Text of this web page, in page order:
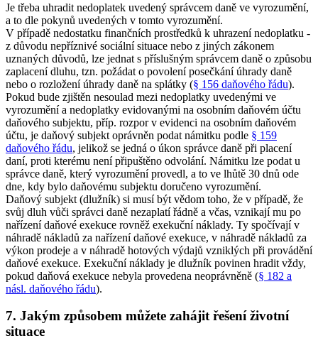
Je třeba uhradit nedoplatek uvedený správcem daně ve vyrozumění,
a to dle pokynů uvedených v tomto vyrozumění.
V případě nedostatku finančních prostředků k uhrazení nedoplatku -
z důvodu nepříznivé sociální situace nebo z jiných zákonem
uznaných důvodů, lze jednat s příslušným správcem daně o způsobu
zaplacení dluhu, tzn. požádat o povolení posečkání úhrady daně
nebo o rozložení úhrady daně na splátky (§ 156 daňového řádu).
Pokud bude zjištěn nesoulad mezi nedoplatky uvedenými ve
vyrozumění a nedoplatky evidovanými na osobním daňovém účtu
daňového subjektu, příp. rozpor v evidenci na osobním daňovém
účtu, je daňový subjekt oprávněn podat námitku podle § 159
daňového řádu, jelikož se jedná o úkon správce daně při placení
daní, proti kterému není připuštěno odvolání. Námitku lze podat u
správce daně, který vyrozumění provedl, a to ve lhůtě 30 dnů ode
dne, kdy bylo daňovému subjektu doručeno vyrozumění.
Daňový subjekt (dlužník) si musí být vědom toho, že v případě, že
svůj dluh vůči správci daně nezaplatí řádně a včas, vznikají mu po
nařízení daňové exekuce rovněž exekuční náklady. Ty spočívají v
náhradě nákladů za nařízení daňové exekuce, v náhradě nákladů za
výkon prodeje a v náhradě hotových výdajů vzniklých při provádění
daňové exekuce. Exekuční náklady je dlužník povinen hradit vždy,
pokud daňová exekuce nebyla provedena neoprávněně (§ 182 a
násl. daňového řádu).
7. Jakým způsobem můžete zahájit řešení životní
situace